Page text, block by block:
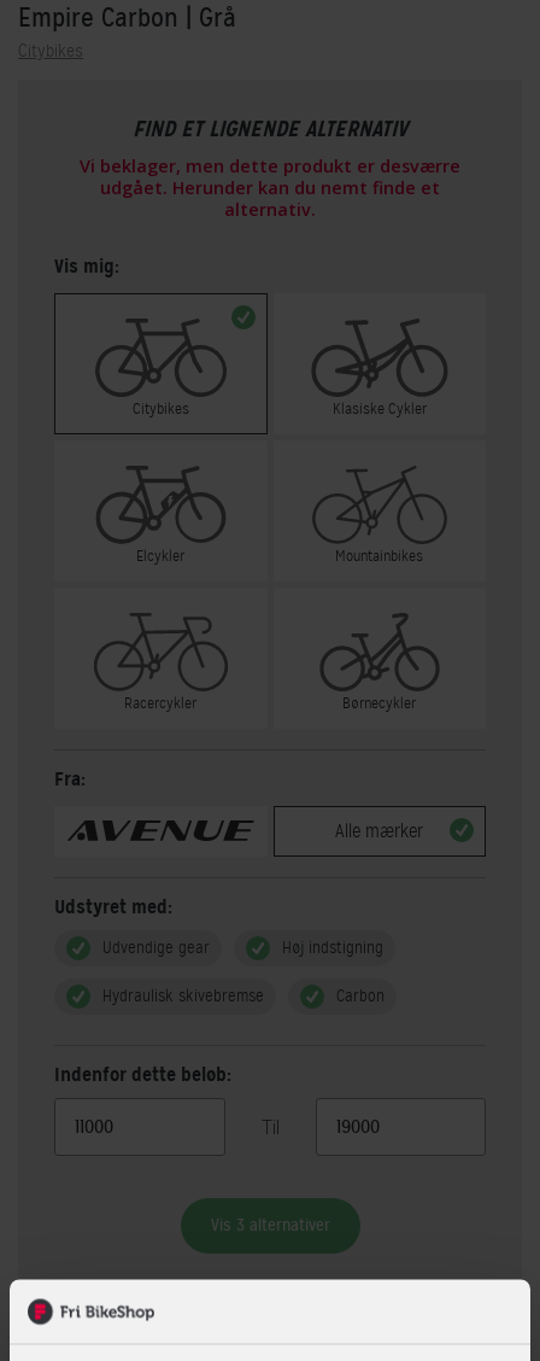
Empire Carbon | Grå
Citybikes
FIND ET LIGNENDE ALTERNATIV
Vi beklager, men dette produkt er desværre
udgået. Herunder kan du nemt finde et
alternativ.
Vis mig:
Citybikes Klasiske Cykler
Elcykler Mountainbikes
Racercykler Børnecykler
Fra:
Alle mærker
Udstyret med:
Udvendige gear Høj indstigning
Hydraulisk skivebremse Carbon
Indenfor dette beløb:
Til
Vis 3 alternativer
Beskrivelse